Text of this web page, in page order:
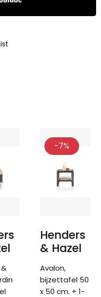
-7%
Henders
& Hazel
Avalon,
bijzettafel 50
x 50 cm. + 1-